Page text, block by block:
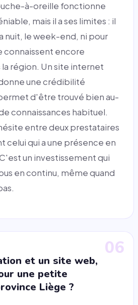
à-oreille fonctionne
mais il a ses limites : il
nuit, le week-end, ni pour
connaissent encore
région. Un site internet
une crédibilité
d'être trouvé bien au-
connaissances habituel.
entre deux prestataires
celui qui a une présence en
un investissement qui
en continu, même quand
06
et un site web,
une petite
Liège ?